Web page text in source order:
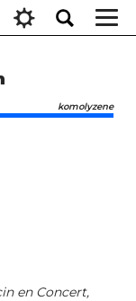
komolyzene
en Concert,